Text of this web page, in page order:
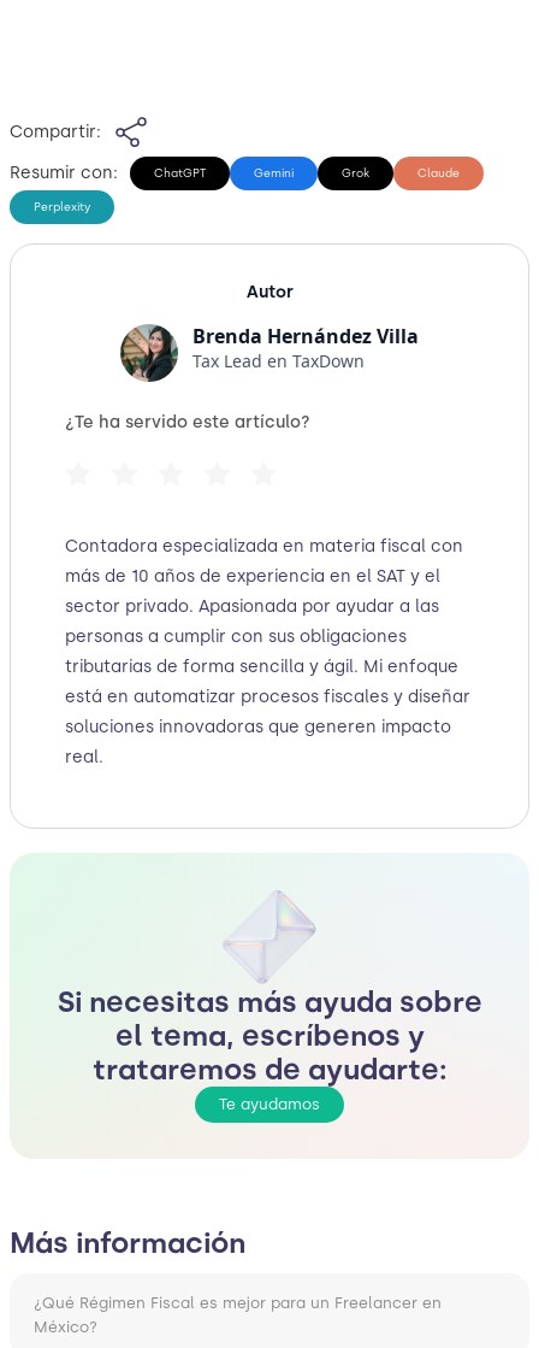
Compartir:
Resumir con:
ChatGPT Gemini Grok Claude
Perplexity
Autor
Brenda Hernández Villa
Tax Lead en TaxDown
¿Te ha servido este artículo?
Contadora especializada en materia fiscal con
más de 10 años de experiencia en el SAT y el
sector privado. Apasionada por ayudar a las
personas a cumplir con sus obligaciones
tributarias de forma sencilla y ágil. Mi enfoque
está en automatizar procesos fiscales y diseñar
soluciones innovadoras que generen impacto
real.
Si necesitas más ayuda sobre
el tema, escríbenos y
trataremos de ayudarte:
Te ayudamos
Más información
¿Qué Régimen Fiscal es mejor para un Freelancer en
México?